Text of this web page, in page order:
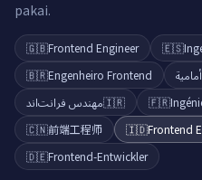
pakai.
🇬🇧Frontend Engineer 🇪🇸
🇧🇷Engenheiro Frontend
🇮🇷مهندس فرانت‌اند 🇫🇷
🇨🇳前端工程师 🇮🇩Frontend
🇩🇪Frontend-Entwickler